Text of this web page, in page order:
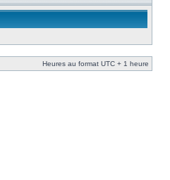
Heures au format UTC + 1 heure